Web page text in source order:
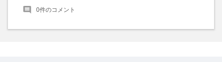
0件のコメント